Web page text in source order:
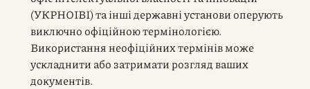
(УКРНОІВІ) та інші державні установи оперують
виключно офіційною термінологією.
Використання неофіційних термінів може
ускладнити або затримати розгляд ваших
документів.